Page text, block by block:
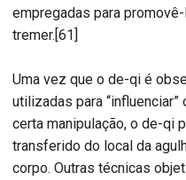
empregadas para
tremer.[61]
Uma vez que o de-qi é
utilizadas para
certa manipulação, o de-qi
transferido do local da
corpo. Outras técnicas